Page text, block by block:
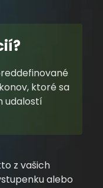
ktoré sa
udalostí
z vašich
alebo